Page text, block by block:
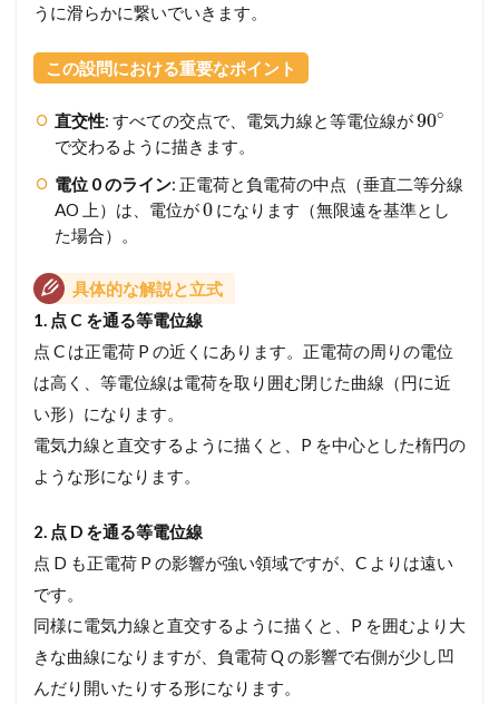
うに滑らかに繋いでいきます。
この設問における重要なポイント
直交性: すべての交点で、電気力線と等電位線が90∘
で交わるように描きます。
電位 0 のライン: 正電荷と負電荷の中点（垂直二等分線
AO 上）は、電位が0 になります（無限遠を基準とし
た場合）。
具体的な解説と立式
1. 点 C を通る等電位線
点 C は正電荷 P の近くにあります。正電荷の周りの電位
は高く、等電位線は電荷を取り囲む閉じた曲線（円に近
い形）になります。
電気力線と直交するように描くと、P を中心とした楕円の
ような形になります。
2. 点 D を通る等電位線
点 D も正電荷 P の影響が強い領域ですが、C よりは遠い
です。
同様に電気力線と直交するように描くと、P を囲むより大
きな曲線になりますが、負電荷 Q の影響で右側が少し凹
んだり開いたりする形になります。